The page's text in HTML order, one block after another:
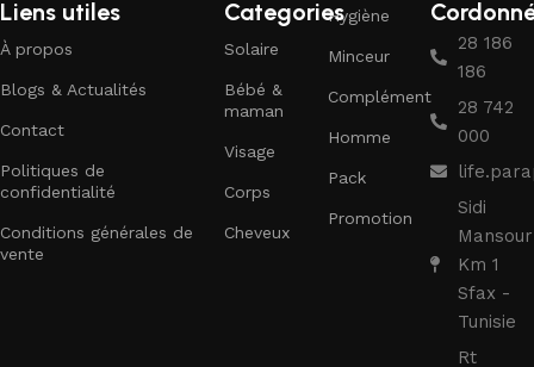
Liens utiles
À propos
Blogs & Actualités
Contact
Politiques de
confidentialité
Conditions générales de
vente
Categories
Solaire
Bébé &
maman
Visage
Corps
Cheveux
Hygiène
Minceur
Complément
Homme
Pack
Promotion
28 186
186
28 742
000
Sidi
Mansour
Km 1
Sfax -
Tunisie
Rt